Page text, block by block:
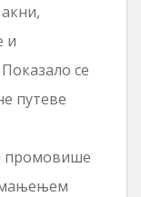
и
се
путеве
промовише